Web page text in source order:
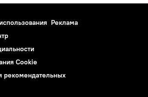
Реклама
Cookie
рекомендательных